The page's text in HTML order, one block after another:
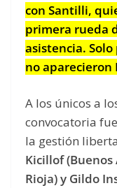
con Santilli,
primera rueda
asistencia.
no aparecieron
A los únicos a
convocatoria
la gestión
Kicillof (Buenos
Rioja) y Gildo